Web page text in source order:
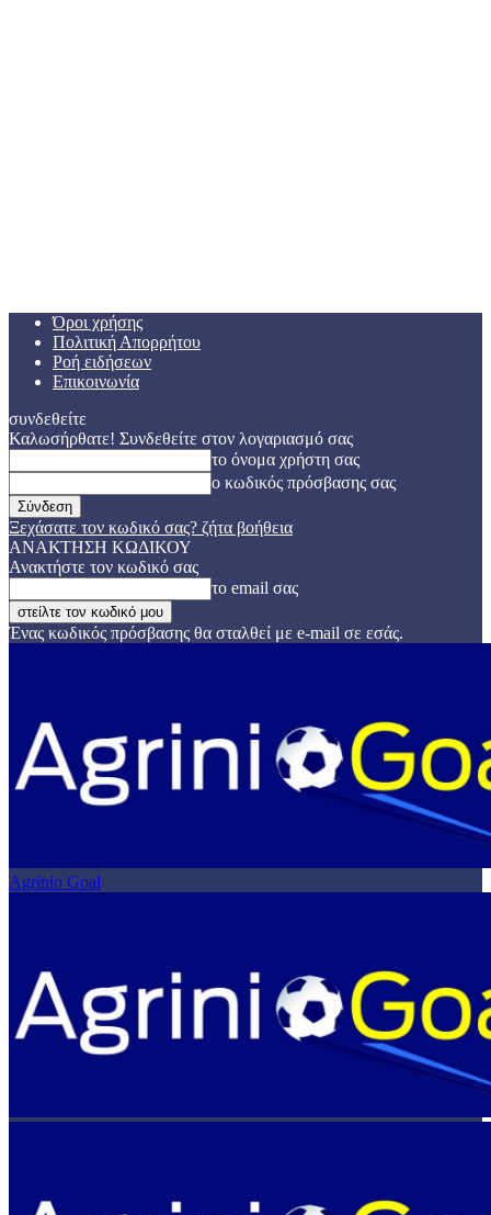
Όροι χρήσης
Πολιτική Απορρήτου
Ροή ειδήσεων
Επικοινωνία
συνδεθείτε
Καλωσήρθατε! Συνδεθείτε στον λογαριασμό σας
το όνομα χρήστη σας
ο κωδικός πρόσβασης σας
Ξεχάσατε τον κωδικό σας? ζήτα βοήθεια
ΑΝΑΚΤΗΣΗ ΚΩΔΙΚΟΥ
Ανακτήστε τον κωδικό σας
το email σας
Ένας κωδικός πρόσβασης θα σταλθεί με e-mail σε εσάς.
Agrinio Goal